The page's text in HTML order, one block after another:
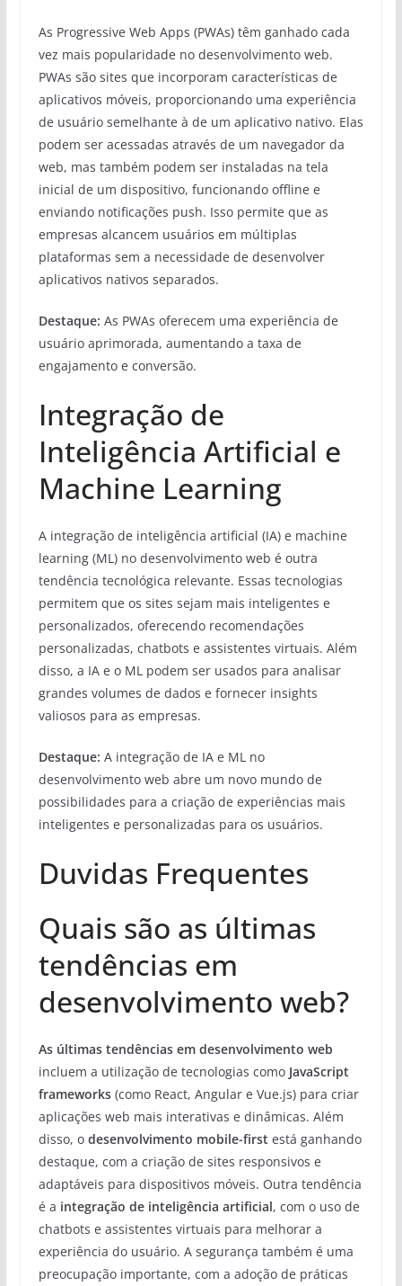
As Progressive Web Apps (PWAs) têm ganhado cada
vez mais popularidade no desenvolvimento web.
PWAs são sites que incorporam características de
aplicativos móveis, proporcionando uma experiência
de usuário semelhante à de um aplicativo nativo. Elas
podem ser acessadas através de um navegador da
web, mas também podem ser instaladas na tela
inicial de um dispositivo, funcionando offline e
enviando notificações push. Isso permite que as
empresas alcancem usuários em múltiplas
plataformas sem a necessidade de desenvolver
aplicativos nativos separados.
Destaque: As PWAs oferecem uma experiência de
usuário aprimorada, aumentando a taxa de
engajamento e conversão.
Integração de
Inteligência Artificial e
Machine Learning
A integração de inteligência artificial (IA) e machine
learning (ML) no desenvolvimento web é outra
tendência tecnológica relevante. Essas tecnologias
permitem que os sites sejam mais inteligentes e
personalizados, oferecendo recomendações
personalizadas, chatbots e assistentes virtuais. Além
disso, a IA e o ML podem ser usados para analisar
grandes volumes de dados e fornecer insights
valiosos para as empresas.
Destaque: A integração de IA e ML no
desenvolvimento web abre um novo mundo de
possibilidades para a criação de experiências mais
inteligentes e personalizadas para os usuários.
Duvidas Frequentes
Quais são as últimas
tendências em
desenvolvimento web?
As últimas tendências em desenvolvimento web
incluem a utilização de tecnologias como JavaScript
frameworks(como React, Angular e Vue.js) para criar
aplicações web mais interativas e dinâmicas. Além
disso, o desenvolvimento mobile-first está ganhando
destaque, com a criação de sites responsivos e
adaptáveis para dispositivos móveis. Outra tendência
é a integração de inteligência artificial, com o uso de
chatbots e assistentes virtuais para melhorar a
experiência do usuário. A segurança também é uma
preocupação importante, com a adoção de práticas